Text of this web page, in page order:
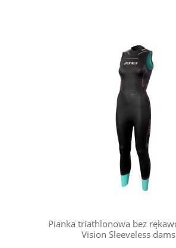
Pianka triathlonowa bez
Vision Sleeveless